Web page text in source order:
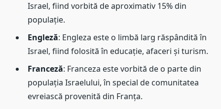
Israel, fiind vorbită de aproximativ 15% din
populație.
Engleză: Engleza este o limbă larg răspândită în
Israel, fiind folosită în educație, afaceri și turism.
Franceză: Franceza este vorbită de o parte din
populația Israelului, în special de comunitatea
evreiască provenită din Franța.